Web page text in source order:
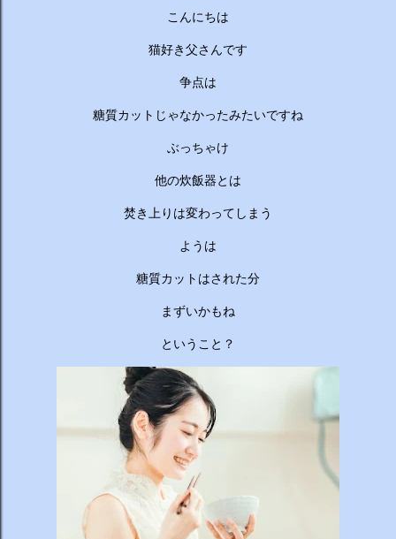
か？ 根本的な理由は非常にシンプルで、「摂取カロリー（食
す。 消費しきれずに余ったエネルギーは、万が一の飢餓に備
でも高カロリーな食べ物が手に入るため、意識しないと簡単
にエネルギー過多になってしまいます。 🥗 2. 野菜を先に食
ブルファーストと呼ばれます） 野菜に含まれる食物繊維が、
後から入ってくる糖質...
こんにちは
猫好き父さんです
争点は
糖質カットじゃなかったみたいですね
ぶっちゃけ
他の炊飯器とは
焚き上りは変わってしまう
ようは
糖質カットはされた分
まずいかもね
ということ？